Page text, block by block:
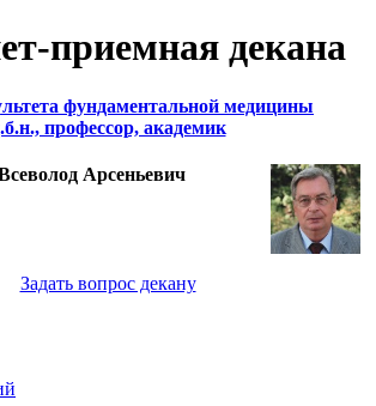
приемная декана
фундаментальной медицины
профессор, академик
Арсеньевич
Задать вопрос декану